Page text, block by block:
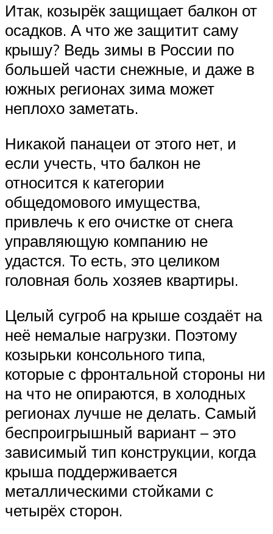
Итак, козырёк защищает балкон от
осадков. А что же защитит саму
крышу? Ведь зимы в России по
большей части снежные, и даже в
южных регионах зима может
неплохо заметать.
Никакой панацеи от этого нет, и
если учесть, что балкон не
относится к категории
общедомового имущества,
привлечь к его очистке от снега
управляющую компанию не
удастся. То есть, это целиком
головная боль хозяев квартиры.
Целый сугроб на крыше создаёт на
неё немалые нагрузки. Поэтому
козырьки консольного типа,
которые с фронтальной стороны ни
на что не опираются, в холодных
регионах лучше не делать. Самый
беспроигрышный вариант – это
зависимый тип конструкции, когда
крыша поддерживается
металлическими стойками с
четырёх сторон.